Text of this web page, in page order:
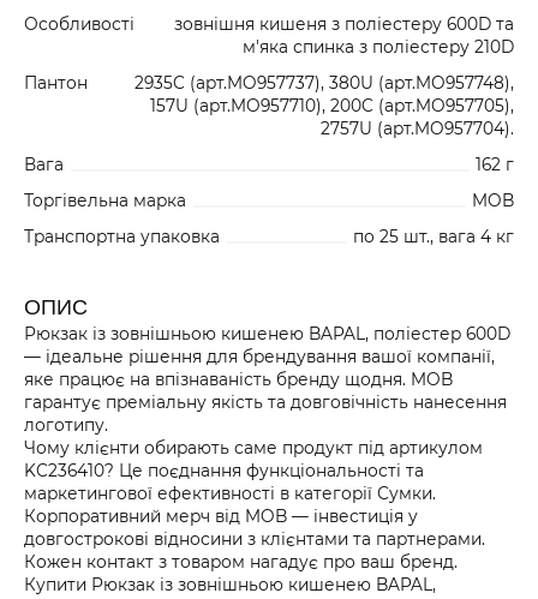
Особливості
зовнішня кишеня з поліестеру 600D та
м'яка спинка з поліестеру 210D
Пантон
2935C (арт.MO957737), 380U (арт.MO957748),
157U (арт.MO957710), 200C (арт.MO957705),
2757U (арт.MO957704).
Вага
162 г
Торгівельна марка
MOB
Транспортна упаковка
по 25 шт., вага 4 кг
ОПИС
Рюкзак із зовнішньою кишенею BAPAL, поліестер 600D
— ідеальне рішення для брендування вашої компанії,
яке працює на впізнаваність бренду щодня. MOB
гарантує преміальну якість та довговічність нанесення
логотипу.
Чому клієнти обирають саме продукт під артикулом
KC236410? Це поєднання функціональності та
маркетингової ефективності в категорії Сумки.
Корпоративний мерч від MOB — інвестиція у
довгострокові відносини з клієнтами та партнерами.
Кожен контакт з товаром нагадує про ваш бренд.
Купити Рюкзак із зовнішньою кишенею BAPAL,